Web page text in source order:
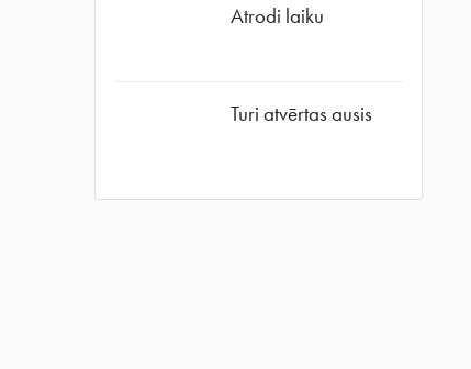
Atrodi laiku
Turi atvērtas ausis